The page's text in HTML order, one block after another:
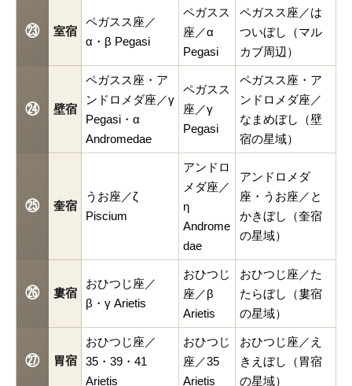
㉓ 室宿
ペガスス座／
α・β Pegasi
ペガスス
座／α
Pegasi
ペガスス座／は
ついぼし（マル
カブ周辺）
㉔ 壁宿
ペガスス座・ア
ンドロメダ座／γ
Pegasi・α
Andromedae
ペガスス
座／γ
Pegasi
ペガスス座・ア
ンドロメダ座／
なまめぼし（壁
宿の星域）
㉕ 奎宿
うお座／ζ
Piscium
アンドロ
メダ座／
η
Androme
dae
アンドロメダ
座・うお座／と
かきぼし（奎宿
の星域）
㉖ 婁宿
おひつじ座／
β・γ Arietis
おひつじ
座／β
Arietis
おひつじ座／た
たらぼし（婁宿
の星域）
㉗ 胃宿
おひつじ座／
35・39・41
Arietis
おひつじ
座／35
Arietis
おひつじ座／え
きえぼし（胃宿
の星域）